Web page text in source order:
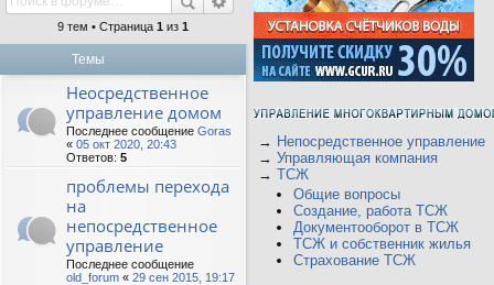
9 тем • Страница 1 из 1
Темы
Неосредственное
управление домом
Последнее сообщение Goras
« 05 окт 2020, 20:43
Ответов: 5
проблемы перехода
на
непосредственное
управление
Последнее сообщение
old_forum « 29 сен 2015, 19:17
→ Непосредственное управление
→ Управляющая компания
→ ТСЖ
Общие вопросы
Создание, работа ТСЖ
Документооборот в ТСЖ
ТСЖ и собственник жилья
Страхование ТСЖ